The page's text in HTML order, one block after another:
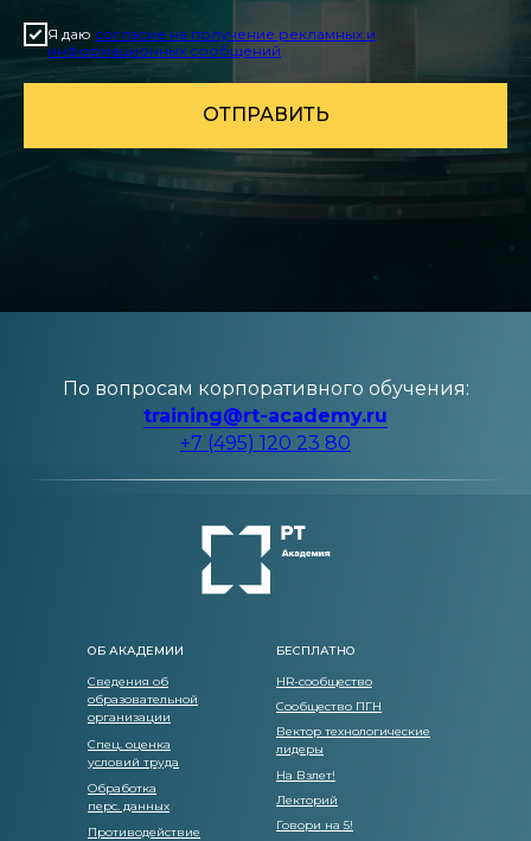
Я даю согласие на получение рекламных и
информационных сообщений
ОТПРАВИТЬ
По вопросам корпоративного обучения:
training@rt-academy.ru
+7 (495) 120 23 80
ОБ АКАДЕМИИ
Сведения об
образовательной
организации
Спец. оценка
условий труда
Обработка
перс. данных
Противодействие
БЕСПЛАТНО
HR-сообщество
Сообщество ПГН
Вектор технологические
лидеры
На Взлет!
Лекторий
Говори на 5!